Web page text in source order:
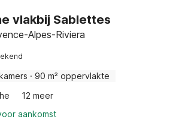
vlakbij Sablettes
Alpes-Riviera
· 90 m² oppervlakte
12 meer
aankomst